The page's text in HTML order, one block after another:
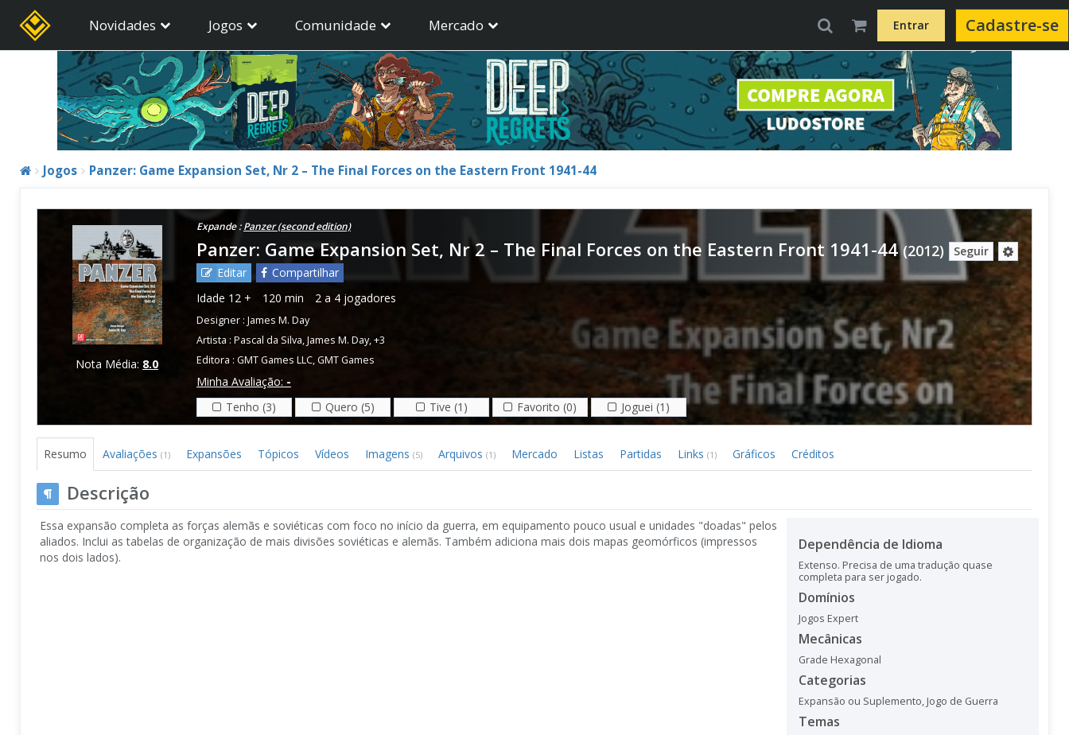
Novidades Jogos Comunidade Mercado Entrar Cadastre-se
Jogos Panzer: Game Expansion Set, Nr 2 – The Final Forces on the Eastern Front 1941-44
Nota Média: 8.0
Expande :Panzer (second edition)
Panzer: Game Expansion Set, Nr 2 – The Final Forces on the Eastern Front 1941-44 (2012)
Seguir
Editar
Compartilhar
Idade 12 + 120 min 2 a 4 jogadores
Designer : James M. Day
Artista : Pascal da Silva,James M. Day,+3
Editora : GMT Games LLC,GMT Games
Minha Avaliação: -
Tenho (3)
Quero (5) Tive (1) Favorito (0) Joguei (1)
Resumo Avaliações (1) Expansões Tópicos Vídeos Imagens (5) Arquivos (1) Mercado Listas Partidas Links (1) Gráficos Créditos
Descrição
Essa expansão completa as forças alemãs e soviéticas com foco no início da guerra, em equipamento pouco usual e unidades "doadas" pelos
aliados. Inclui as tabelas de organização de mais divisões soviéticas e alemãs. Também adiciona mais dois mapas geomórficos (impressos
nos dois lados).
Dependência de Idioma
Extenso. Precisa de uma tradução quase
completa para ser jogado.
Domínios
Jogos Expert
Mecânicas
Grade Hexagonal
Categorias
Expansão ou Suplemento, Jogo de Guerra
Temas